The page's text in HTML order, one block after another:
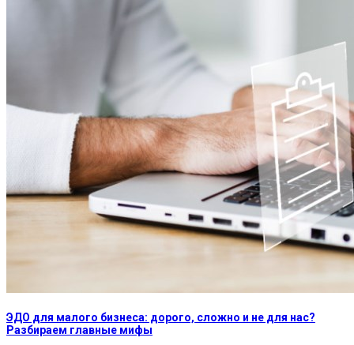
ЭДО для малого бизнеса: дорого, сложно и не для нас?
Разбираем главные мифы